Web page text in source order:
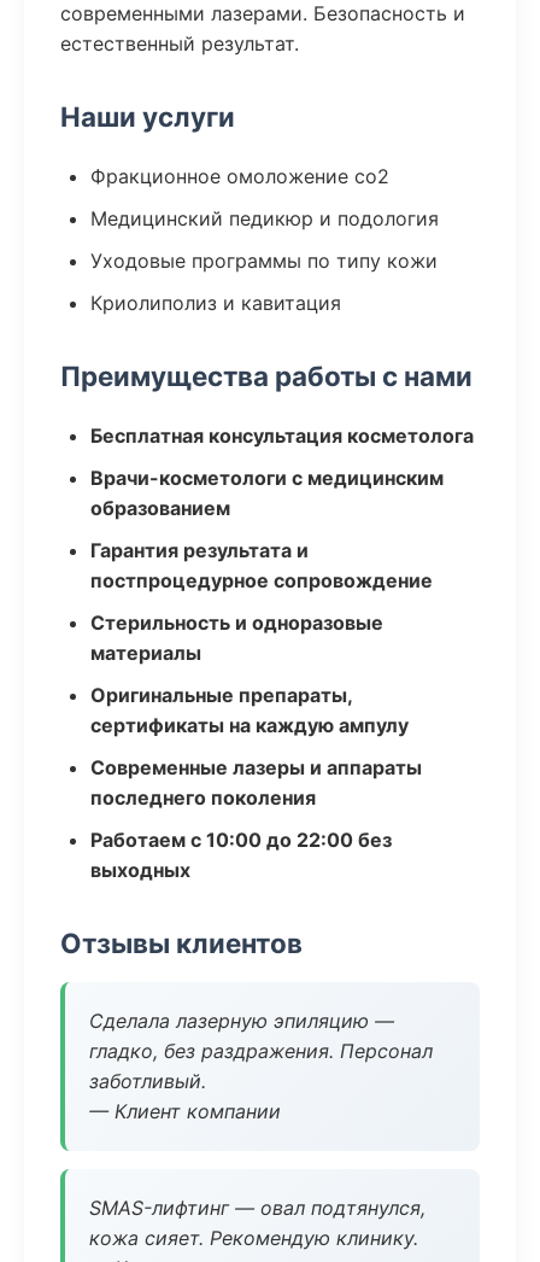
современными лазерами. Безопасность и
естественный результат.
Наши услуги
Фракционное омоложение co2
Медицинский педикюр и подология
Уходовые программы по типу кожи
Криолиполиз и кавитация
Преимущества работы с нами
Бесплатная консультация косметолога
Врачи-косметологи с медицинским
образованием
Гарантия результата и
постпроцедурное сопровождение
Стерильность и одноразовые
материалы
Оригинальные препараты,
сертификаты на каждую ампулу
Современные лазеры и аппараты
последнего поколения
Работаем с 10:00 до 22:00 без
выходных
Отзывы клиентов
Сделала лазерную эпиляцию —
гладко, без раздражения. Персонал
заботливый.
— Клиент компании
SMAS-лифтинг — овал подтянулся,
кожа сияет. Рекомендую клинику.